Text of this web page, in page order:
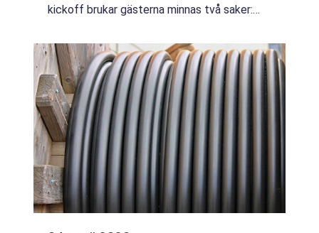
kickoff brukar gästerna minnas två saker:
Catering Nacka vill de sällan bara ha mat
levererad...